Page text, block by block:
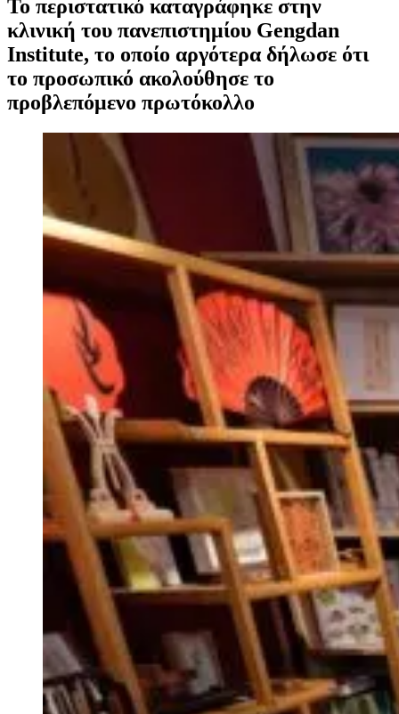
Το περιστατικό καταγράφηκε στην
κλινική του πανεπιστημίου Gengdan
Institute, το οποίο αργότερα δήλωσε ότι
το προσωπικό ακολούθησε το
προβλεπόμενο πρωτόκολλο